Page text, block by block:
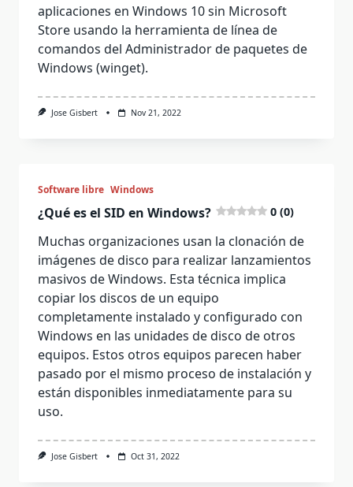
aplicaciones en Windows 10 sin Microsoft
Store usando la herramienta de línea de
comandos del Administrador de paquetes de
Windows (winget).
Jose Gisbert Nov 21, 2022
Software libre Windows
¿Qué es el SID en Windows? 0 (0)
Muchas organizaciones usan la clonación de
imágenes de disco para realizar lanzamientos
masivos de Windows. Esta técnica implica
copiar los discos de un equipo
completamente instalado y configurado con
Windows en las unidades de disco de otros
equipos. Estos otros equipos parecen haber
pasado por el mismo proceso de instalación y
están disponibles inmediatamente para su
uso.
Jose Gisbert Oct 31, 2022